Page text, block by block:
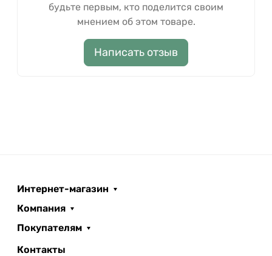
будьте первым, кто поделится своим
мнением об этом товаре.
Написать отзыв
Интернет-магазин
Компания
Покупателям
Контакты